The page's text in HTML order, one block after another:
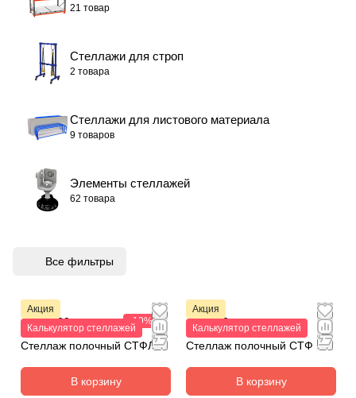
21 товар
Стеллажи для строп
2 товара
Стеллажи для листового материала
9 товаров
Элементы стеллажей
62 товара
Все фильтры
Акция
Калькулятор стеллажей
от 157,80 р.194,76 р. -19%
Стеллаж полочный СТФЛ
В корзину
Акция
Калькулятор стеллажей
от 84,72 р.
Стеллаж полочный СТФ
В корзину